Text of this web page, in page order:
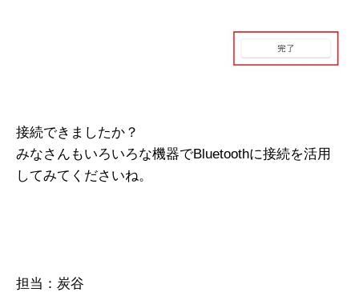
接続できましたか？
みなさんもいろいろな機器でBluetoothに接続を活用
してみてくださいね。
担当：炭谷